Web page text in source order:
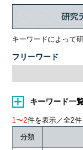
キーワードによって
フリーワード
キーワード一
1〜2件を表示／全2
分類